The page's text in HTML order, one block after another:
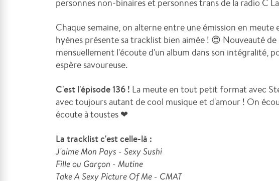
personnes non-binaires et personnes trans de la radio C
Chaque semaine, on alterne entre une émission en meute
hyènes présente sa tracklist bien aimée ! 😍 Nouveauté
mensuellement l'écoute d'un album dans son intégralité,
espère savoureuse.
C'est l'épisode 136 ! La meute en tout petit format avec
avec toujours autant de cool musique et d'amour ! On
écoute à toustes ❤
La tracklist c'est celle-là :
J'aime Mon Pays - Sexy Sushi
Fille ou Garçon - Mutine
Take A Sexy Picture Of Me - CMAT